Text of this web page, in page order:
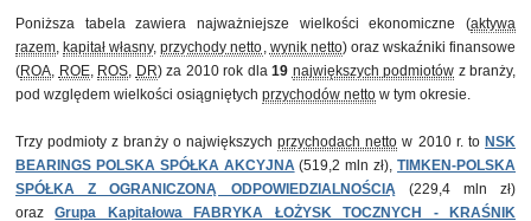
Poniższa tabela zawiera najważniejsze wielkości ekonomiczne (aktywa
razem, kapitał własny,przychody netto, wynik netto) oraz wskaźniki finansowe
(ROA, ROE, ROS, DR) za 2010 rok dla 19 największych podmiotów z branży,
pod względem wielkości osiągniętych przychodów netto w tym okresie.
Trzy podmioty z branży o największych przychodach netto w 2010 r. to NSK
BEARINGS POLSKA SPÓŁKA AKCYJNA(519,2 mln zł),TIMKEN-POLSKA
SPÓŁKA Z OGRANICZONĄ ODPOWIEDZIALNOŚCIĄ(229,4 mln zł)
orazGrupa Kapitałowa FABRYKA ŁOŻYSK TOCZNYCH - KRAŚNIK